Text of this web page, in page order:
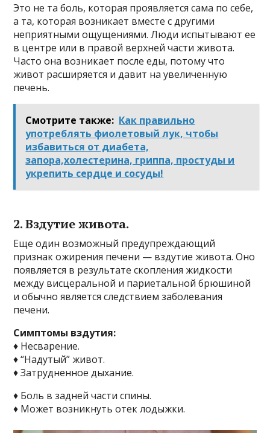
Это не та боль, которая проявляется сама по себе,
а та, которая возникает вместе с другими
неприятными ощущениями. Люди испытывают ее
в центре или в правой верхней части живота.
Часто она возникает после еды, потому что
живот расширяется и давит на увеличенную
печень.
Смотрите также: Как правильно
употреблять фиолетовый лук, чтобы
избавиться от диабета,
запора,холестерина, гриппа, простуды и
укрепить сердце и сосуды!
2. Вздутие живота.
Еще один возможный предупреждающий
признак ожирения печени — вздутие живота. Оно
появляется в результате скопления жидкости
между висцеральной и париетальной брюшиной
и обычно является следствием заболевания
печени.
Симптомы вздутия:
♦ Несварение.
♦ “Надутый” живот.
♦ Затрудненное дыхание.
♦ Боль в задней части спины.
♦ Может возникнуть отек лодыжки.